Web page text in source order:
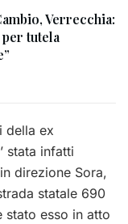
Verrecchia:
per tutela
della ex
stata infatti
direzione Sora,
statale 690
stato esso in atto